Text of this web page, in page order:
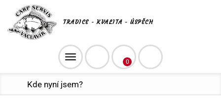
TRADICE - KVALITA - ÚSPĚCH
Toggle
navigation
0
Kde nyní jsem?